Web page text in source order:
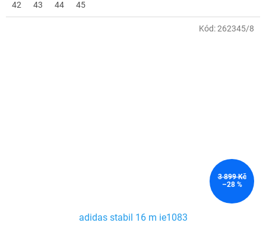
42 43 44 45
3 899 Kč
–28 %
adidas stabil 16 m ie1083
Kód:262345/8